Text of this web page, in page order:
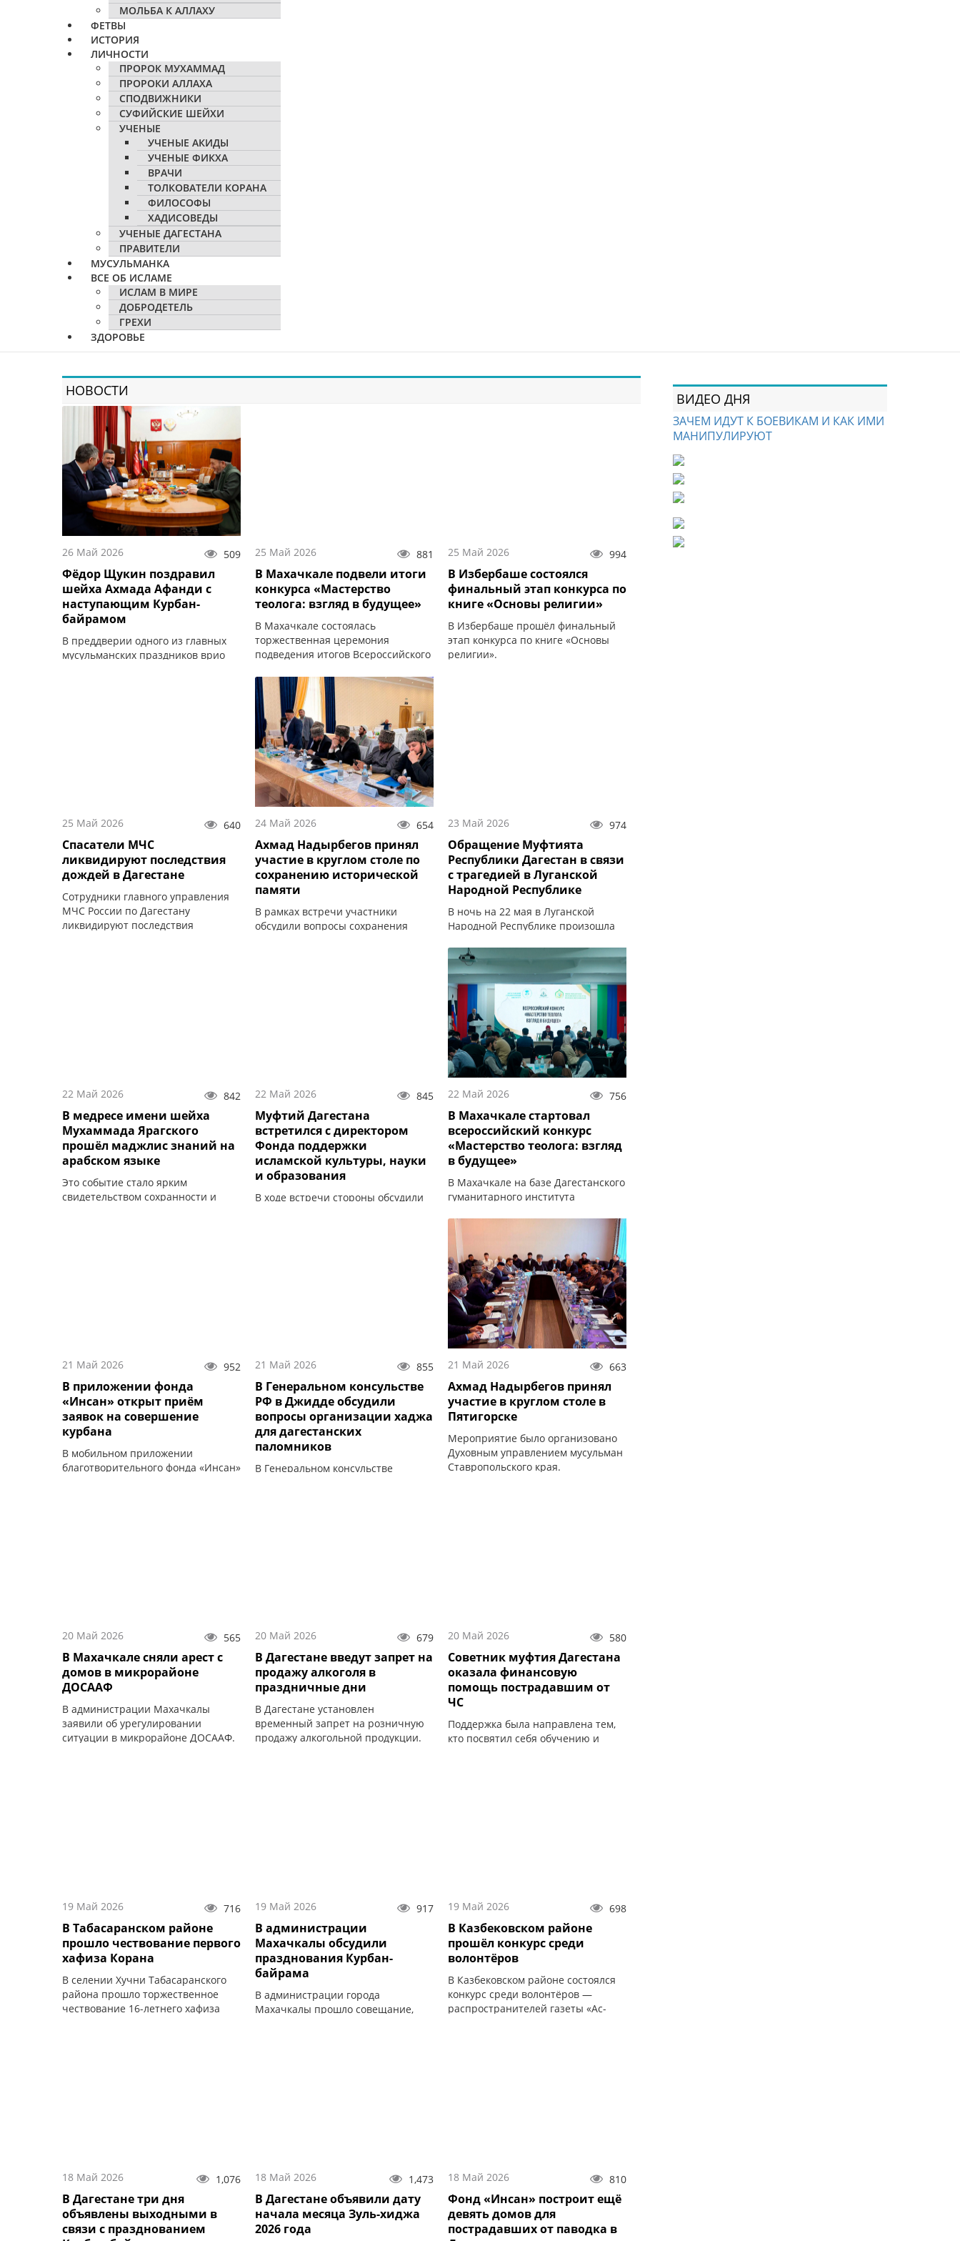
МОЛЬБА К АЛЛАХУ
ФЕТВЫ
ИСТОРИЯ
ЛИЧНОСТИ
ПРОРОК МУХАММАД
ПРОРОКИ АЛЛАХА
СПОДВИЖНИКИ
СУФИЙСКИЕ ШЕЙХИ
УЧЕНЫЕ
УЧЕНЫЕ АКИДЫ
УЧЕНЫЕ ФИКХА
ВРАЧИ
ТОЛКОВАТЕЛИ КОРАНА
ФИЛОСОФЫ
ХАДИСОВЕДЫ
УЧЕНЫЕ ДАГЕСТАНА
ПРАВИТЕЛИ
МУСУЛЬМАНКА
ВСЕ ОБ ИСЛАМЕ
ИСЛАМ В МИРЕ
ДОБРОДЕТЕЛЬ
ГРЕХИ
ЗДОРОВЬЕ
НОВОСТИ
26 Май 2026 509
Фёдор Щукин поздравил
шейха Ахмада Афанди с
наступающим Курбан-
байрамом
В преддверии одного из главных
мусульманских праздников врио
25 Май 2026 881
В Махачкале подвели итоги
конкурса «Мастерство
теолога: взгляд в будущее»
В Махачкале состоялась
торжественная церемония
подведения итогов Всероссийского
взгляд в будущее».
25 Май 2026 994
В Избербаше состоялся
финальный этап конкурса по
книге «Основы религии»
В Избербаше прошёл финальный
этап конкурса по книге «Основы
религии».
25 Май 2026 640
Спасатели МЧС
ликвидируют последствия
дождей в Дагестане
Сотрудники главного управления
МЧС России по Дагестану
ликвидируют последствия
24 Май 2026 654
Ахмад Надырбегов принял
участие в круглом столе по
сохранению исторической
памяти
В рамках встречи участники
обсудили вопросы сохранения
23 Май 2026 974
Обращение Муфтията
Республики Дагестан в связи
с трагедией в Луганской
Народной Республике
В ночь на 22 мая в Луганской
Народной Республике произошла
22 Май 2026 842
В медресе имени шейха
Мухаммада Ярагского
прошёл маджлис знаний на
арабском языке
Это событие стало ярким
свидетельством сохранности и
22 Май 2026 845
Муфтий Дагестана
встретился с директором
Фонда поддержки
исламской культуры, науки
и образования
В ходе встречи стороны обсудили
22 Май 2026 756
В Махачкале стартовал
всероссийский конкурс
«Мастерство теолога: взгляд
в будущее»
В Махачкале на базе Дагестанского
гуманитарного института
«Мастерство теолога: взгляд в
будущее».
21 Май 2026 952
В приложении фонда
«Инсан» открыт приём
заявок на совершение
курбана
В мобильном приложении
благотворительного фонда «Инсан»
21 Май 2026 855
В Генеральном консульстве
РФ в Джидде обсудили
вопросы организации хаджа
для дагестанских
паломников
В Генеральном консульстве
21 Май 2026 663
Ахмад Надырбегов принял
участие в круглом столе в
Пятигорске
Мероприятие было организовано
Духовным управлением мусульман
Ставропольского края.
20 Май 2026 565
В Махачкале сняли арест с
домов в микрорайоне
ДОСААФ
В администрации Махачкалы
заявили об урегулировании
ситуации в микрорайоне ДОСААФ.
20 Май 2026 679
В Дагестане введут запрет на
продажу алкоголя в
праздничные дни
В Дагестане установлен
временный запрет на розничную
продажу алкогольной продукции.
20 Май 2026 580
Советник муфтия Дагестана
оказала финансовую
помощь пострадавшим от
ЧС
Поддержка была направлена тем,
кто посвятил себя обучению и
19 Май 2026 716
В Табасаранском районе
прошло чествование первого
хафиза Корана
В селении Хучни Табасаранского
района прошло торжественное
чествование 16-летнего хафиза
19 Май 2026 917
В администрации
Махачкалы обсудили
празднования Курбан-
байрама
В администрации города
Махачкалы прошло совещание,
19 Май 2026 698
В Казбековском районе
прошёл конкурс среди
волонтёров
В Казбековском районе состоялся
конкурс среди волонтёров —
распространителей газеты «Ас-
18 Май 2026 1,076
В Дагестане три дня
объявлены выходными в
связи с празднованием
18 Май 2026 1,473
В Дагестане объявили дату
начала месяца Зуль-хиджа
2026 года
18 Май 2026 810
Фонд «Инсан» построит ещё
девять домов для
пострадавших от паводка в
ВИДЕО ДНЯ
ЗАЧЕМ ИДУТ К БОЕВИКАМ И КАК ИМИ
МАНИПУЛИРУЮТ